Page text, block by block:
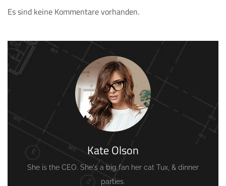
Es sind keine Kommentare vorhanden.
Kate Olson
She is the CEO. She's a big fan her cat Tux, & dinner
parties.